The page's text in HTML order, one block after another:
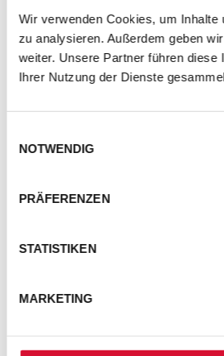
Wir verwenden Cookies, um Inhalte
zu analysieren. Außerdem geben
weiter. Unsere Partner führen
Ihrer Nutzung der Dienste
NOTWENDIG
PRÄFERENZEN
STATISTIKEN
MARKETING